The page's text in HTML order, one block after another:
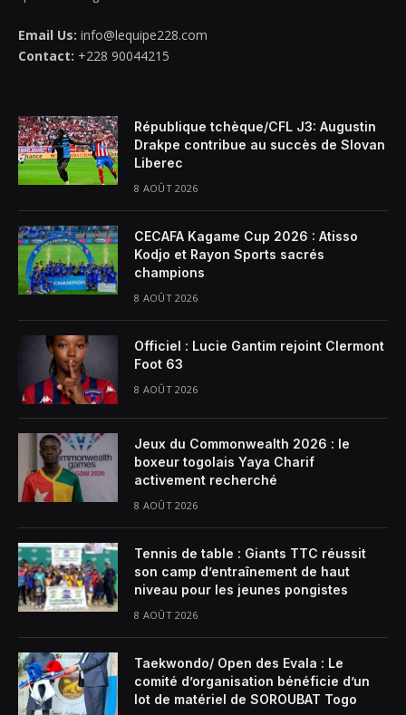
Email Us: info@lequipe228.com
Contact: +228 90044215
République tchèque/CFL J3: Augustin
Drakpe contribue au succès de Slovan
Liberec
8 AOÛT 2026
CECAFA Kagame Cup 2026 : Atisso
Kodjo et Rayon Sports sacrés
champions
8 AOÛT 2026
Officiel : Lucie Gantim rejoint Clermont
Foot 63
8 AOÛT 2026
Jeux du Commonwealth 2026 : le
boxeur togolais Yaya Charif
activement recherché
8 AOÛT 2026
Tennis de table : Giants TTC réussit
son camp d’entraînement de haut
niveau pour les jeunes pongistes
8 AOÛT 2026
Taekwondo/ Open des Evala : Le
comité d’organisation bénéficie d’un
lot de matériel de SOROUBAT Togo